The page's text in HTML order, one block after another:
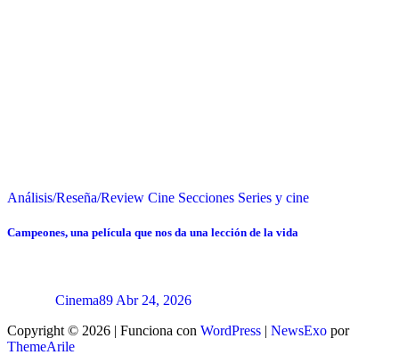
Análisis/Reseña/Review Cine Secciones Series y cine
Campeones, una película que nos da una lección de la vida
Cinema89 Abr 24, 2026
Copyright © 2026 | Funciona con WordPress | NewsExo por
ThemeArile